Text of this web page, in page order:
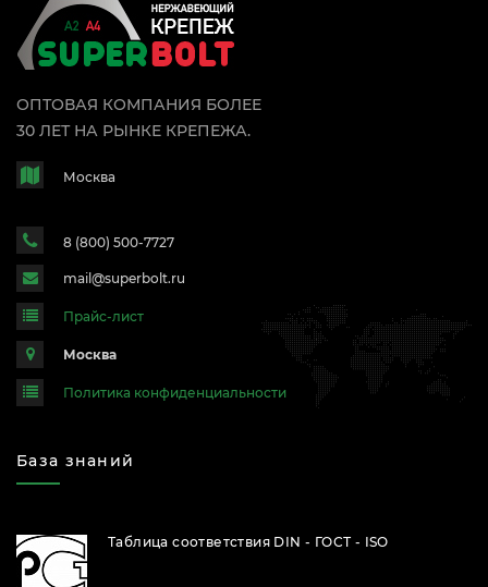
ОПТОВАЯ КОМПАНИЯ БОЛЕЕ
30 ЛЕТ НА РЫНКЕ КРЕПЕЖА.
Москва
8 (800) 500-7727
mail@superbolt.ru
Прайс-лист
Москва
Политика конфиденциальности
База знаний
Таблица соответствия DIN - ГОСТ - ISO